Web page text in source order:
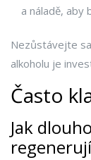
a náladě, aby
Nezůstávejte
alkoholu je
Často
Jak